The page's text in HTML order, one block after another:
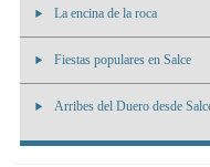
La encina de la roca
Fiestas populares en Salce
Arribes del Duero desde